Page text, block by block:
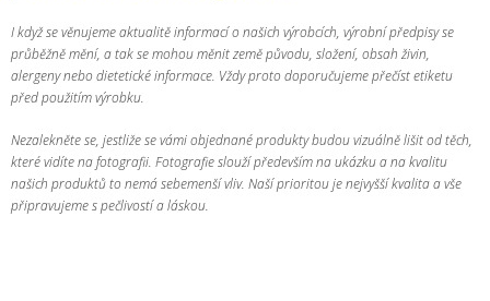
I když se věnujeme aktualitě informací o našich výrobcích, výrobní předpisy se
průběžně mění, a tak se mohou měnit země původu, složení, obsah živin,
alergeny nebo dietetické informace. Vždy proto doporučujeme přečíst etiketu
před použitím výrobku.
Nezalekněte se, jestliže se vámi objednané produkty budou vizuálně lišit od těch,
které vidíte na fotografii. Fotografie slouží především na ukázku a na kvalitu
našich produktů to nemá sebemenší vliv. Naší prioritou je nejvyšší kvalita a vše
připravujeme s pečlivostí a láskou.